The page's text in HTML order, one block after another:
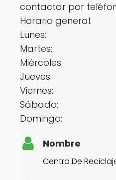
contactar por
Horario general:
Lunes:
Martes:
Miércoles:
Jueves:
Viernes:
Sábado:
Domingo:
Nombre
Centro De